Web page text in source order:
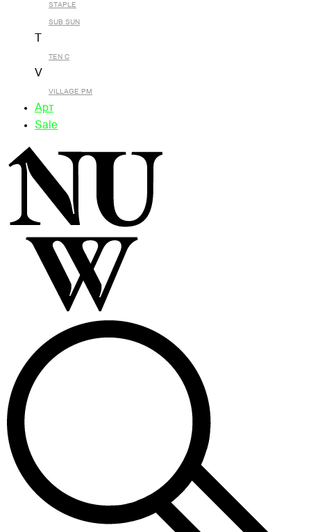
STAPLE
SUB SUN
TEN C
V
VILLAGE PM
Арт
Sale